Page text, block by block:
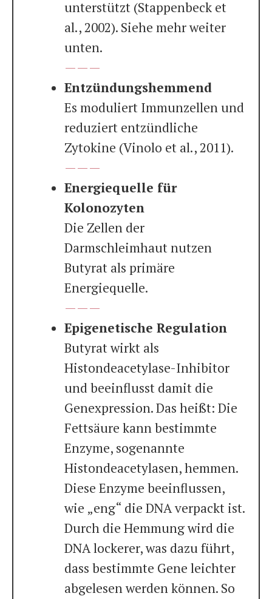
unterstützt (Stappenbeck et
al., 2002). Siehe mehr weiter
unten.
———
Entzündungshemmend
Es moduliert Immunzellen und
reduziert entzündliche
Zytokine (Vinolo et al., 2011).
———
Energiequelle für
Kolonozyten
Die Zellen der
Darmschleimhaut nutzen
Butyrat als primäre
Energiequelle.
———
Epigenetische Regulation
Butyrat wirkt als
Histondeacetylase-Inhibitor
und beeinflusst damit die
Genexpression. Das heißt: Die
Fettsäure kann bestimmte
Enzyme, sogenannte
Histondeacetylasen, hemmen.
Diese Enzyme beeinflussen,
wie „eng“ die DNA verpackt ist.
Durch die Hemmung wird die
DNA lockerer, was dazu führt,
dass bestimmte Gene leichter
abgelesen werden können. So